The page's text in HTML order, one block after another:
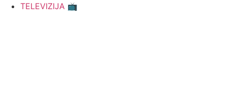
TELEVIZIJA 📺